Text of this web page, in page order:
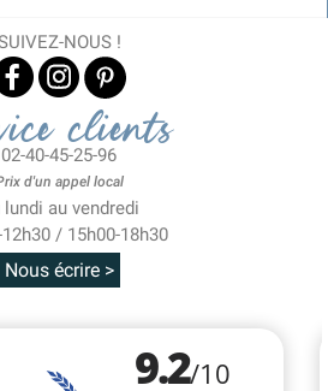
NOUS !
clients
02-40-45-25-96
d'un appel local
lundi au vendredi
/ 15h00-18h30
Nous écrire >